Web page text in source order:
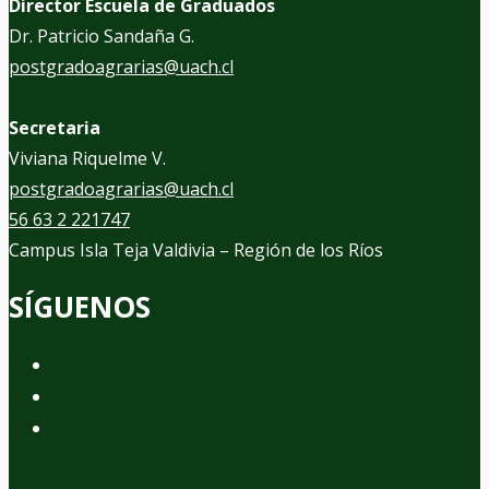
Director Escuela de Graduados
Dr. Patricio Sandaña G.
postgradoagrarias@uach.cl
Secretaria
Viviana Riquelme V.
postgradoagrarias@uach.cl
56 63 2 221747
Campus Isla Teja Valdivia – Región de los Ríos
SÍGUENOS